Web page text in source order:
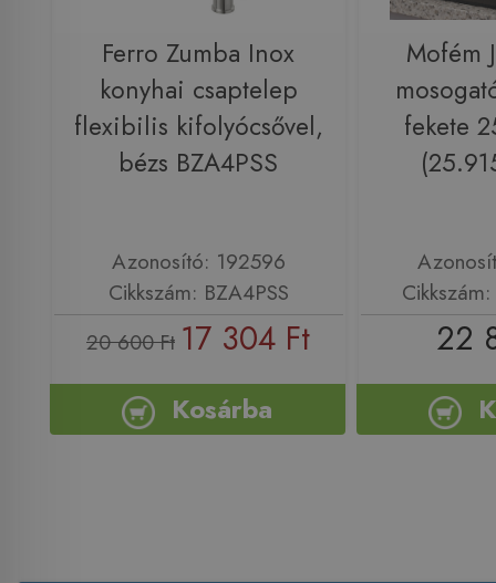
Ferro Zumba Inox
konyhai csaptelep
flexibilis kifolyócsővel,
bézs BZA4PSS
Azonosító: 192596
Cikkszám: BZA4PSS
20 600 Ft 17 304 Ft
Kosárba
Mofém
fekete
22